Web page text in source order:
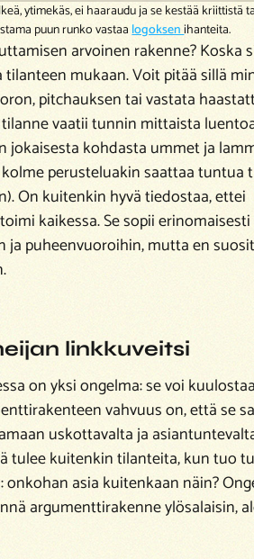
ytimekäs, ei haaraudu ja se kestää kriittistä
puun runko vastaalogoksenihanteita.
arvoinen rakenne? Koska
mukaan. Voit pitää sillä
pitchauksen tai vastata
vaatii tunnin mittaista
jokaisesta kohdasta ummet ja
perusteluakin saattaa tuntua
On kuitenkin hyvä tiedostaa, ettei
kaikessa. Se sopii
ja puheenvuoroihin, mutta en
linkkuveitsi
on yksi ongelma: se voi
vahvuus on, että se
uskottavalta ja
tulee kuitenkin tilanteita, kun tuo
onkohan asia kuitenkaan näin?
argumenttirakenne ylösalaisin,